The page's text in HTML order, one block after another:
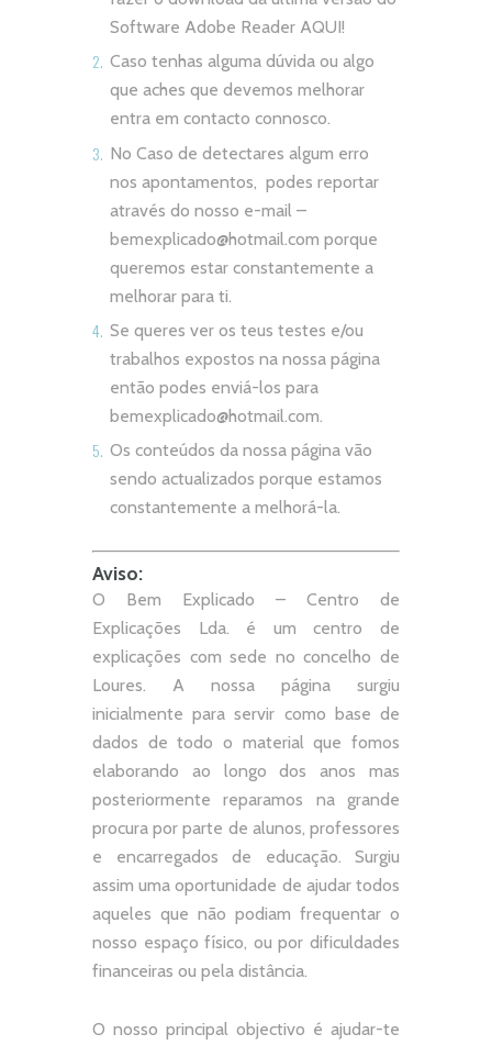
Software Adobe Reader AQUI!
Caso tenhas alguma dúvida ou algo
que aches que devemos melhorar
entra em contacto connosco.
No Caso de detectares algum erro
nos apontamentos, podes reportar
através do nosso e-mail –
bemexplicado@hotmail.com porque
queremos estar constantemente a
melhorar para ti.
Se queres ver os teus testes e/ou
trabalhos expostos na nossa página
então podes enviá-los para
bemexplicado@hotmail.com.
Os conteúdos da nossa página vão
sendo actualizados porque estamos
constantemente a melhorá-la.
Aviso:
O Bem Explicado – Centro de
Explicações Lda. é um centro de
explicações com sede no concelho de
Loures. A nossa página surgiu
inicialmente para servir como base de
dados de todo o material que fomos
elaborando ao longo dos anos mas
posteriormente reparamos na grande
procura por parte de alunos, professores
e encarregados de educação. Surgiu
assim uma oportunidade de ajudar todos
aqueles que não podiam frequentar o
nosso espaço físico, ou por dificuldades
financeiras ou pela distância.
O nosso principal objectivo é ajudar-te